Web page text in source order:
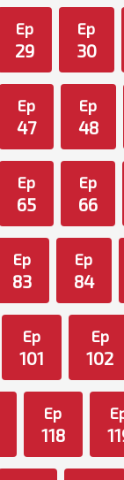
Ep
29
Ep
30
Ep
47
Ep
48
Ep
65
Ep
66
Ep
83
Ep
84
Ep
101
Ep
102
Ep
118